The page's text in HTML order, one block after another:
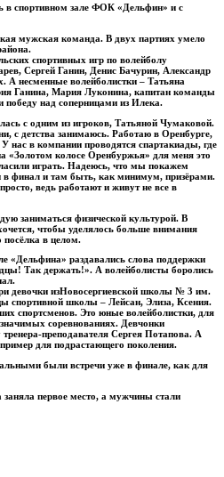
в спортивном зале ФОК «Дельфин» и с
мужская команда. В двух партиях умело
спортивных игр по волейболу
Сергей Ганин, Денис Бачурин, Александр
А несменные волейболистки – Татьяна
Ганина, Мария Луконина, капитан команды
над соперницами из Илека.
с одним из игроков, Татьяной Чумаковой.
с детства занимаюсь. Работаю в Оренбурге,
нас в компании проводятся спартакиады, где
«Золотом колосе Оренбуржья» для меня это
играть. Надеюсь, что мы покажем
в финал и там быть, как минимум, призёрами.
ведь работают и живут не все в
заниматься физической культурой. В
чтобы уделялось больше внимания
посёлка в целом.
«Дельфина» раздавались слова поддержки
Так держать!». А волейболисты боролись
девочки изНовосергиевской школы № 3 им.
спортивной школы – Лейсан, Элиза, Ксения.
спортсменов. Это юные волейболистки, для
соревнованиях. Девчонки
преподавателя Сергея Потапова. А
для подрастающего поколения.
были встречи уже в финале, как для
первое место, а мужчины стали